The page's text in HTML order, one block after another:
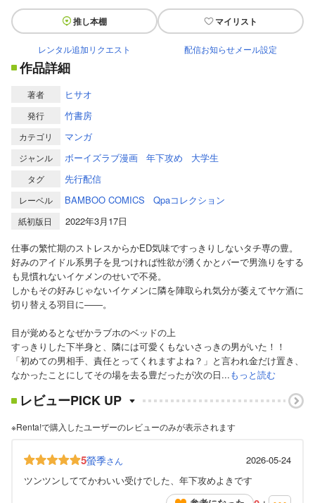
推し本棚 マイリスト
レンタル追加リクエスト 配信お知らせメール設定
作品詳細
著者 ヒサオ
発行 竹書房
カテゴリ マンガ
ジャンル ボーイズラブ漫画 年下攻め 大学生
タグ 先行配信
レーベル BAMBOO COMICS Qpaコレクション
紙初版日
2022年3月17日
仕事の繁忙期のストレスからかED気味ですっきりしないタチ専の豊。
好みのアイドル系男子を見つければ性欲が湧くかとバーで男漁りをする
も見慣れないイケメンのせいで不発。
しかもその好みじゃないイケメンに隣を陣取られ気分が萎えてヤケ酒に
切り替える羽目に――。
目が覚めるとなぜかラブホのベッドの上
すっきりした下半身と、隣には可愛くもないさっきの男がいた！！
「初めての男相手、責任とってくれますよね？」と言われ金だけ置き、
なかったことにしてその場を去る豊だったが次の日...もっと読む
レビューPICK UP
※Renta!で購入したユーザーのレビューのみが表示されます
5螢季さん
2026-05-24
ツンツンしててかわいい受けでした、年下攻めよきです